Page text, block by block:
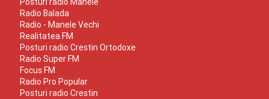
Radio Balada
Radio - Manele Vechi
Realitatea FM
Posturi radio Crestin Ortodoxe
Radio Super FM
Focus FM
Radio Pro Popular
Posturi radio Crestin